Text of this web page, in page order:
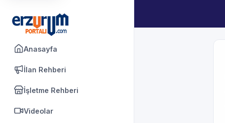
Anasayfa
İlan Rehberi
İşletme Rehberi
Videolar